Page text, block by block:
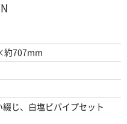
707mm
綴じ、白塩ビパイプセット